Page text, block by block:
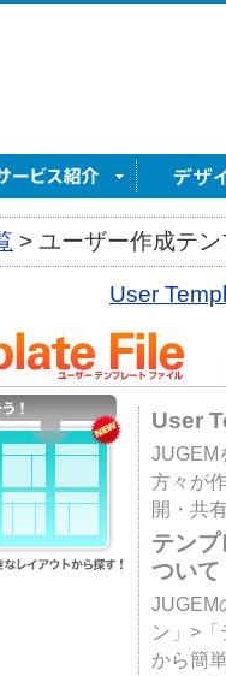
> ユーザー作成テ
User
User
JUGEM
方々が
開・共
テン
ついて
JUGEM
ン」>
から簡